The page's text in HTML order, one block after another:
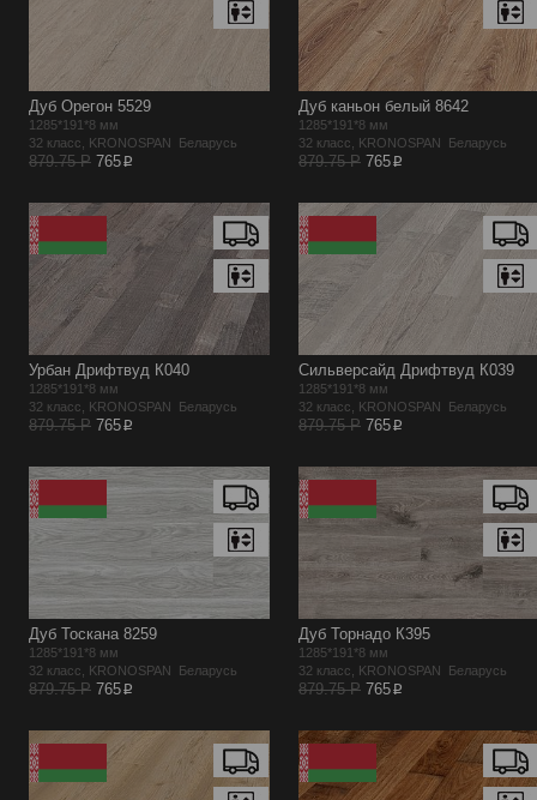
Дуб Орегон 5529
1285*191*8 мм
32 класс, KRONOSPAN Беларусь
879.75 Р 765p
Дуб каньон белый 8642
1285*191*8 мм
32 класс, KRONOSPAN Беларусь
879.75 Р 765p
Урбан Дрифтвуд К040
1285*191*8 мм
32 класс, KRONOSPAN Беларусь
879.75 Р 765p
Сильверсайд Дрифтвуд К039
1285*191*8 мм
32 класс, KRONOSPAN Беларусь
879.75 Р 765p
Дуб Тоскана 8259
1285*191*8 мм
32 класс, KRONOSPAN Беларусь
879.75 Р 765p
Дуб Торнадо К395
1285*191*8 мм
32 класс, KRONOSPAN Беларусь
879.75 Р 765p